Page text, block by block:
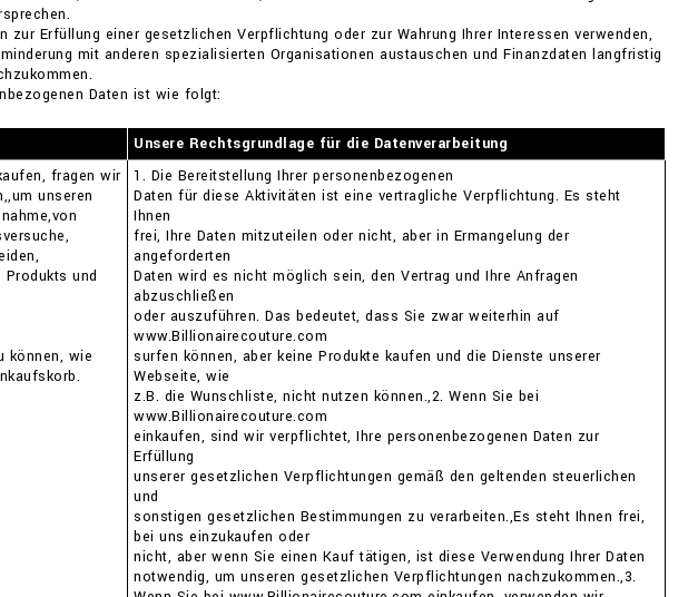
Erfüllung einer gesetzlichen Verpflichtung oder zur Wahrung Ihrer Interessen verwenden,
mit anderen spezialisierten Organisationen austauschen und Finanzdaten langfristig
Daten ist wie folgt:
Unsere Rechtsgrundlage für die Datenverarbeitung
fragen wir
unseren
und
können, wie
1. Die Bereitstellung Ihrer personenbezogenen
Daten für diese Aktivitäten ist eine vertragliche Verpflichtung. Es steht
Ihnen
frei, Ihre Daten mitzuteilen oder nicht, aber in Ermangelung der
angeforderten
Daten wird es nicht möglich sein, den Vertrag und Ihre Anfragen
abzuschließen
oder auszuführen. Das bedeutet, dass Sie zwar weiterhin auf
www.Billionairecouture.com
surfen können, aber keine Produkte kaufen und die Dienste unserer
Webseite, wie
z.B. die Wunschliste, nicht nutzen können.,2. Wenn Sie bei
www.Billionairecouture.com
einkaufen, sind wir verpflichtet, Ihre personenbezogenen Daten zur
Erfüllung
unserer gesetzlichen Verpflichtungen gemäß den geltenden steuerlichen
und
sonstigen gesetzlichen Bestimmungen zu verarbeiten.,Es steht Ihnen frei,
bei uns einzukaufen oder
nicht, aber wenn Sie einen Kauf tätigen, ist diese Verwendung Ihrer Daten
notwendig, um unseren gesetzlichen Verpflichtungen nachzukommen.,3.